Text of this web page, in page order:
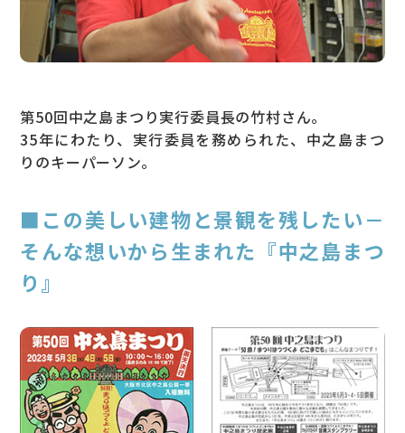
第50回中之島まつり実行委員長の竹村さん。
35年にわたり、実行委員を務められた、中之島まつ
りのキーパーソン。
■この美しい建物と景観を残したい－
そんな想いから生まれた『中之島まつ
り』